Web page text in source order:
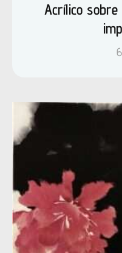
Acrílico sobre